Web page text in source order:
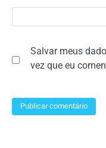
Salvar meus
vez que eu